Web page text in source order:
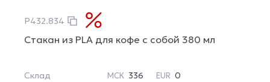
P432.834
Стакан из PLA для кофе с собой 380 мл
Склад МСК 336 EUR 0